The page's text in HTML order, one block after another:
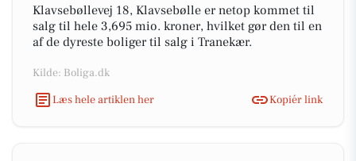
Klavsebøllevej 18, Klavsebølle er netop kommet til
salg til hele 3,695 mio. kroner, hvilket gør den til en
af de dyreste boliger til salg i Tranekær.
Kilde: Boliga.dk
Læs hele artiklen her
Kopiér link